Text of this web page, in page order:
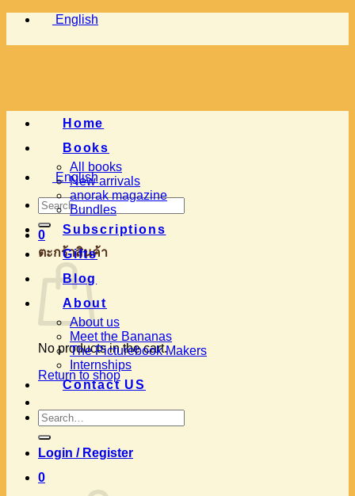
Skip
content
English
English
Search
for:
0
ตะกร้าสินค้า
No products in the cart.
Return to shop
Home
Books
All books
New arrivals
anorak magazine
Bundles
Subscriptions
Gifts
Blog
About
About us
Meet the Bananas
The Picturebook Makers
Internships
Contact US
Search
for:
Login / Register
0